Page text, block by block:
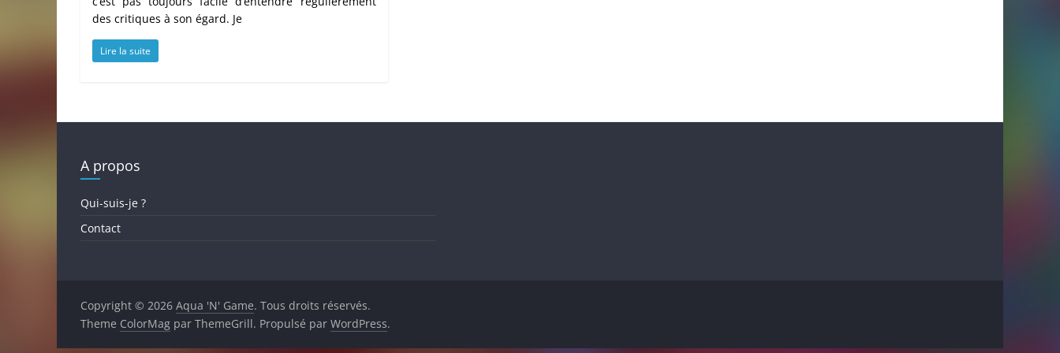
des critiques à son égard. Je
Lire la suite
A propos
Qui-suis-je ?
Contact
Copyright © 2026 Aqua 'N' Game. Tous droits réservés.
Theme ColorMag par ThemeGrill. Propulsé par WordPress.